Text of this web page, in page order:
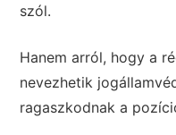
szól.
Hanem arról, hogy a
nevezhetik
ragaszkodnak a